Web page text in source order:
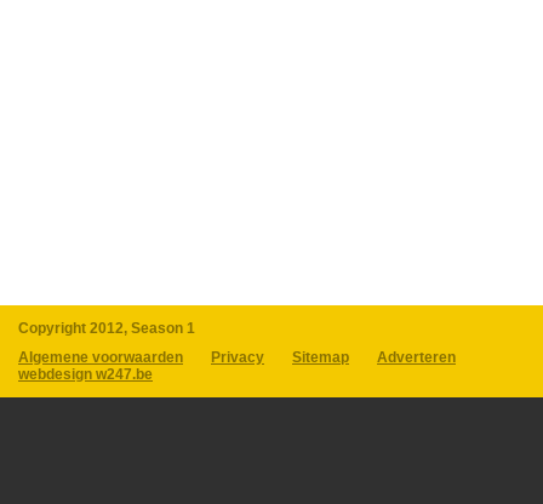
Copyright 2012, Season 1
Algemene voorwaarden
Privacy Sitemap
Adverteren
webdesign w247.be